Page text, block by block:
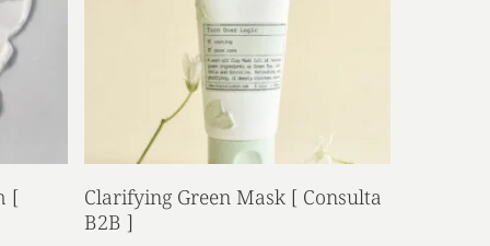
[ Read More
Clarifying Green Mask [ Consulta
B2B ]